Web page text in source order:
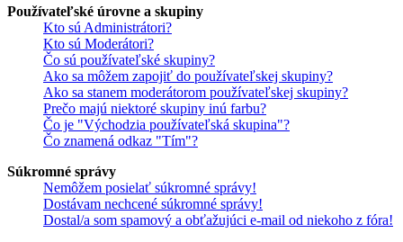
Používateľské úrovne a skupiny
Kto sú Administrátori?
Kto sú Moderátori?
Čo sú používateľské skupiny?
Ako sa môžem zapojiť do používateľskej skupiny?
Ako sa stanem moderátorom používateľskej skupiny?
Prečo majú niektoré skupiny inú farbu?
Čo je "Východzia používateľská skupina"?
Čo znamená odkaz "Tím"?
Súkromné správy
Nemôžem posielať súkromné správy!
Dostávam nechcené súkromné správy!
Dostal/a som spamový a obťažujúci e-mail od niekoho z fóra!